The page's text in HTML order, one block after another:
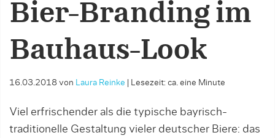
Bier-Branding im
Bauhaus-Look
16.03.2018 von Laura Reinke Lesezeit: ca. eine Minute
Viel erfrischender als die typische bayrisch-
traditionelle Gestaltung vieler deutscher Biere: das